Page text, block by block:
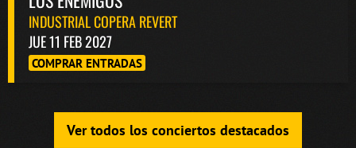
INDUSTRIAL COPERA REVERT
JUE 11 FEB 2027
COMPRAR ENTRADAS
Ver todos los conciertos destacados